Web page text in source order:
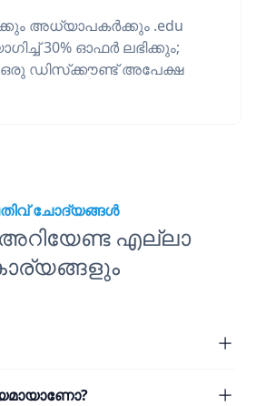
അധ്യാപകർക്കും .edu
30% ഓഫർ ലഭിക്കും;
ഡിസ്‌ക്കൗണ്ട് അപേക്ഷ
ചോദ്യങ്ങൾ
എല്ലാ